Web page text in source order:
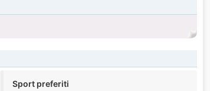
Sport preferiti